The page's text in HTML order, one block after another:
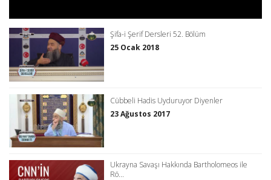
Şifa-i Şerif Dersleri 52. Bölüm
25 Ocak 2018
Cübbeli Hadis Uyduruyor Diyenler
23 Ağustos 2017
Ukrayna Savaşı Hakkında Bartholomeos ile
Rö...